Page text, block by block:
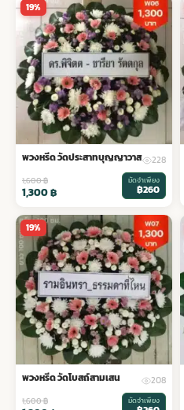
19%
พวงหรีด วัดประสาทบุญญาวาส 228
1,600฿
1,300฿
มัดจำเพียง
฿260
19%
พวงหรีด วัดโบสถ์สามเสน 208
1,600฿ มัดจำเพียง